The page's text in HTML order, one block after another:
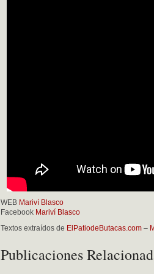
WEB Mariví Blasco
Facebook Mariví Blasco
Textos extraídos de ElPatiodeButacas.com –
Publicaciones